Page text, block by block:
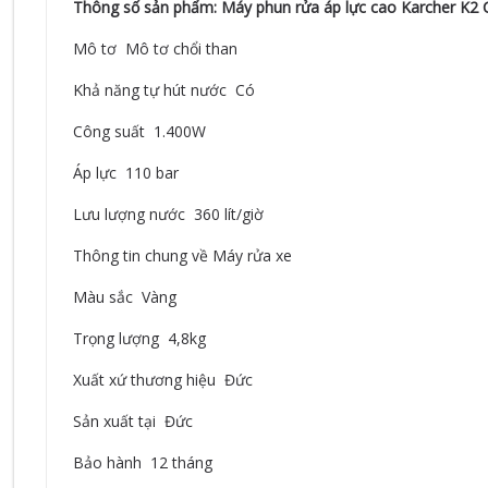
Thông số sản phẩm: Máy phun rửa áp lực cao Karcher K2
Mô tơ Mô tơ chổi than
Khả năng tự hút nước Có
Công suất 1.400W
Áp lực 110 bar
Lưu lượng nước 360 lít/giờ
Thông tin chung về Máy rửa xe
Màu sắc Vàng
Trọng lượng 4,8kg
Xuất xứ thương hiệu Đức
Sản xuất tại Đức
Bảo hành 12 tháng